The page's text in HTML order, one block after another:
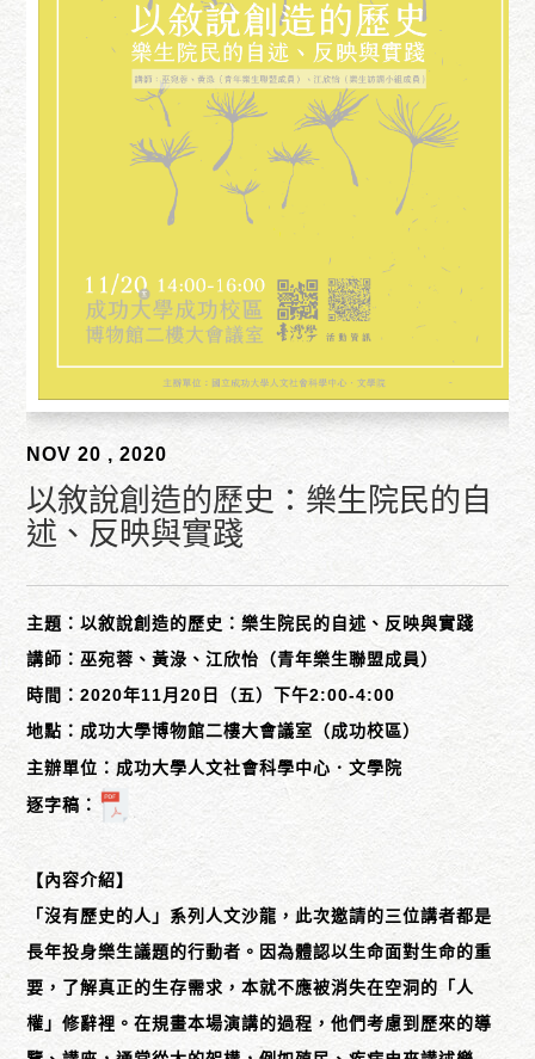
NOV 20 , 2020
以敘說創造的歷史：樂生院民的自
述、反映與實踐
主題：以敘說創造的歷史：樂生院民的自述、反映與實踐
講師：巫宛蓉、黃淥、江欣怡（青年樂生聯盟成員）
時間：2020年11月20日（五）下午2:00-4:00
地點：成功大學博物館二樓大會議室（成功校區）
主辦單位：成功大學人文社會科學中心．文學院
逐字稿：
【內容介紹】
「沒有歷史的人」系列人文沙龍，此次邀請的三位講者都是
長年投身樂生議題的行動者。因為體認以生命面對生命的重
要，了解真正的生存需求，本就不應被消失在空洞的「人
權」修辭裡。在規畫本場演講的過程，他們考慮到歷來的導